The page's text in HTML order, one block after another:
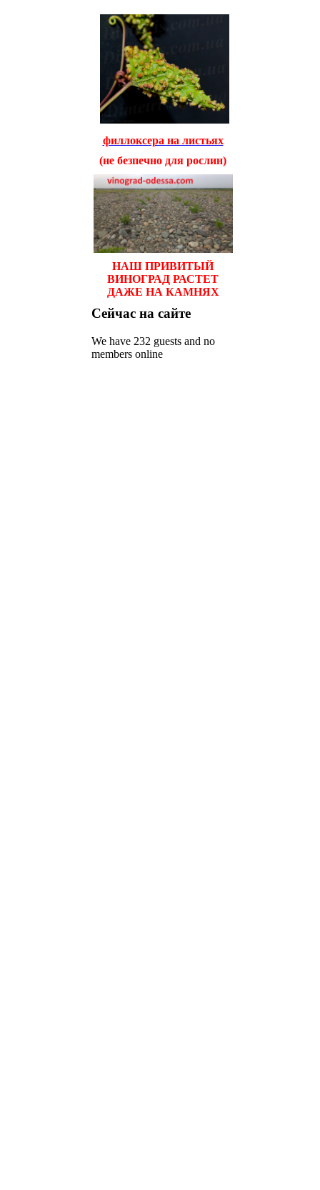
филлоксера на листьях
(не безпечно для рослин)
НАШ ПРИВИТЫЙ
ВИНОГРАД РАСТЕТ
ДАЖЕ НА КАМНЯХ
Сейчас на сайте
We have 232 guests and no
members online